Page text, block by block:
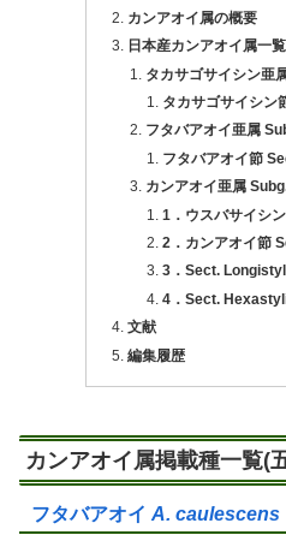
カンアオイ属の概要
日本産カンアオイ属一覧
タカサゴサイシン亜
タカサゴサイシン
フタバアオイ亜属
フタバアオイ節
カンアオイ亜属
1．ウスバサイシ
2．カンアオイ節
3．Sect.
4．Sect.
文献
編集履歴
カンアオイ属掲載種一覧(
フタバアオイ A. caulescens